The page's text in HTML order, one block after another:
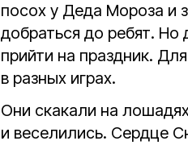
посох у Деда Мороза и
добраться до ребят. Но
прийти на праздник.
в разных играх.
Они скакали на
и веселились. Сердце